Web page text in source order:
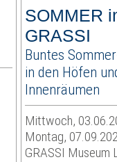
SOMMER
GRASSI
Buntes
in den Höfen
Innenräumen
Mittwoch,
Montag,
GRASSI Museum